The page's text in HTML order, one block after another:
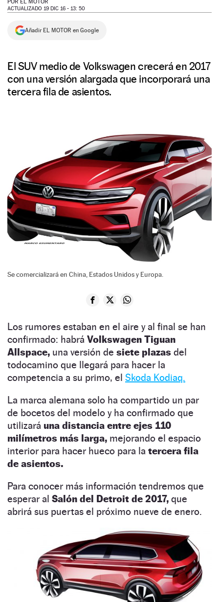
NEWSLETTER
POR EL MOTOR
ACTUALIZADO 19 DIC 16 - 13: 50
Añadir EL MOTOR en Google
El SUV medio de Volkswagen crecerá en 2017
con una versión alargada que incorporará una
tercera fila de asientos.
Se comercializará en China, Estados Unidos y Europa.
Los rumores estaban en el aire y al final se han
confirmado: habrá Volkswagen Tiguan
Allspace, una versión de siete plazas del
todocamino que llegará para hacer la
competencia a su primo, el Skoda Kodiaq.
La marca alemana solo ha compartido un par
de bocetos del modelo y ha confirmado que
utilizará una distancia entre ejes 110
milímetros más larga, mejorando el espacio
interior para hacer hueco para la tercera fila
de asientos.
Para conocer más información tendremos que
esperar al Salón del Detroit de 2017, que
abrirá sus puertas el próximo nueve de enero.